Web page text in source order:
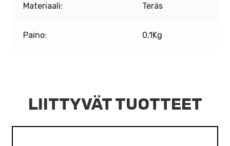
Materiaali: Teräs
Paino: 0,1Kg
LIITTYVÄT TUOTTEET